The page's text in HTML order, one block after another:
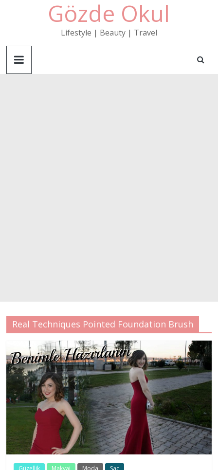
Gözde Okul
Lifestyle | Beauty | Travel
Real Techniques Pointed Foundation Brush